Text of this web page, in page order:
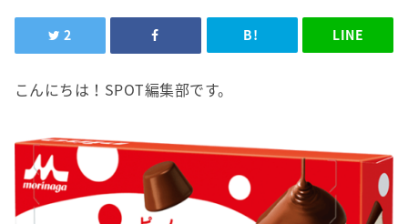
2 B! LINE
こんにちは！SPOT編集部です。